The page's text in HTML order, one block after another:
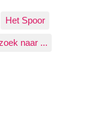
Het Spoor
naar ...